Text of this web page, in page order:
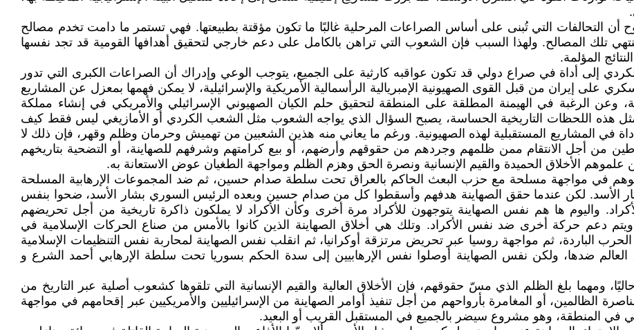
أن التحالفات التي تُبنى على أساس الصراعات المرحلية غالبًا ما تكون مؤقتة بطبيعتها. فهي تستمر ما دامت تخدم مصالح
تنتهي تلك المصالح. ولهذا السبب فإن الشعوب التي تراهن بالكامل على دعم خارجي لتحقيق أهدافها القومية قد تجد نفسها
المؤلمة.
إلى أداة في صراع دولي قد تكون عواقبه كارثية على الجميع، يتوجب الوعي وإدراك أن الصراعات الكبرى التي تدور
على إيران من قبل القوى الصهيونية الإمبريالية الرأسمالية الأمريكية والإسرائيلية، لا يمكن فهمها بمعزل عن المشاريع
وعن الرغبة في الهيمنة المطلقة على المنطقة لتحقيق حلم الكيان الصهيوني الإسرائيلي والأمريكي في إنشاء مملكة
هذه اللحظات التاريخية الحساسة، يصبح السؤال الذي يواجه الشعوب مثل الشعب الكردي أو الأمازيغي ليس فقط كيف
في المشاريع المستقبلية لهذه الصهيونية. ورغم ما يعاني منه هذين الشعبين من تهميش وحرمان وظلم وقهر، فإن ذلك لا
من أجل الانتقام ممن ظلمهم وجردهم من حقوقهم وأرضهم، أو بيع كرامتهم وشرفهم للصهاينة، أو التضحية بتاريخهم
علموهم الأخلاق الحميدة والقيم الإنسانية ونصرة الحق وهزم الظلم ومواجهة الطغيان عوض الاستعانة به.
في مواجهة مسلحة مع حزب البعث الحاكم بالعراق تحت سلطة صدام حسين، ثم ضد المجموعات الإرهابية المسلحة
الأسد. لكن عندما حقق الصهاينة هدفهم وأسقطوا كل من صدام حسين وبعده الرئيس السوري بشار الأسد، ضحوا بنفس
واليوم ها هم نفس الصهاينة يتوجهون للأكراد مرة أخرى وكأن الأكراد لا يملكون ذاكرة تاريخية من أجل تحريضهم
دعم حركة أخرى ضد نفس الأكراد. وتلك هي أخلاق الصهاينة الذين كانوا بالأمس من صناع الحركات الإسلامية في
الباردة، ثم مواجهة روسيا عبر تحريض مرتزقة أوكرانيا، ثم انقلب نفس الصهاينة لمحاربة نفس التنظيمات الإسلامية
العالم ضدها، ولكن نفس الصهاينة أوصلوا نفس الإرهابيين إلى سدة الحكم بسوريا تحت سلطة الإرهابي أحمد الشرع و
ومهما بلغ الظلم الذي مسّ حقوقهم، فإن الأخلاق العالية والقيم الإنسانية التي تلقوها كشعوب أصلية عبر التاريخ من
الظالمين، أو المغامرة بأرواحهم من أجل تنفيذ أوامر الصهاينة من الإسرائيليين والأمريكيين عبر إقحامهم في مواجهة
المنطقة، وهو مشروع سيضر بالجميع في المستقبل القريب أو البعيد.